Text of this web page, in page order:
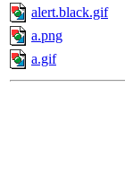
alert.black.gif
a.png
a.gif